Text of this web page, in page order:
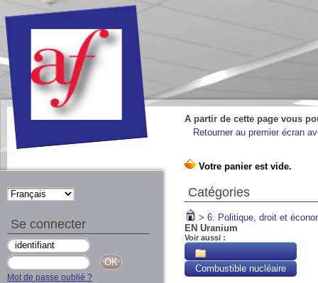
A partir de cette page vous
Retourner au premier écran
Catégories
> 6. Politique, droit et
EN Uranium
Voir aussi :
Combustible nucléaire
Se connecter
Mot de passe oublié ?